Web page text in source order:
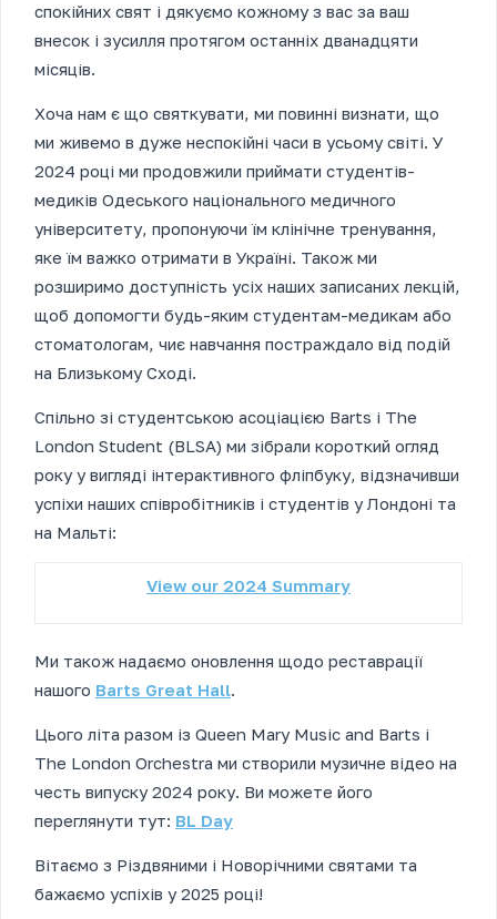
спокійних свят і дякуємо кожному з вас за ваш
внесок і зусилля протягом останніх дванадцяти
місяців.
Хоча нам є що святкувати, ми повинні визнати, що
ми живемо в дуже неспокійні часи в усьому світі. У
2024 році ми продовжили приймати студентів-
медиків Одеського національного медичного
університету, пропонуючи їм клінічне тренування,
яке їм важко отримати в Україні. Також ми
розширимо доступність усіх наших записаних лекцій,
щоб допомогти будь-яким студентам-медикам або
стоматологам, чиє навчання постраждало від подій
на Близькому Сході.
Спільно зі студентською асоціацією Barts і The
London Student (BLSA) ми зібрали короткий огляд
року у вигляді інтерактивного фліпбуку, відзначивши
успіхи наших співробітників і студентів у Лондоні та
на Мальті:
View our 2024 Summary
Ми також надаємо оновлення щодо реставрації
нашого Barts Great Hall.
Цього літа разом із Queen Mary Music and Barts і
The London Orchestra ми створили музичне відео на
честь випуску 2024 року. Ви можете його
переглянути тут: BL Day
Вітаємо з Різдвяними і Новорічними святами та
бажаємо успіхів у 2025 році!